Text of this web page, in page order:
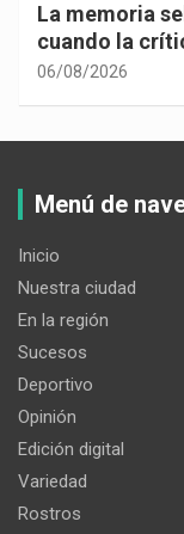
La memoria
cuando la
06/08/2026
Menú de
Inicio
Nuestra ciudad
En la región
Sucesos
Deportivo
Opinión
Edición digital
Variedad
Rostros